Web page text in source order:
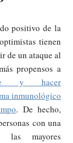
positivo de la
tienen
de un ataque al
propensos a
y hacer
inmunológico
. De hecho,
con una
las mayores